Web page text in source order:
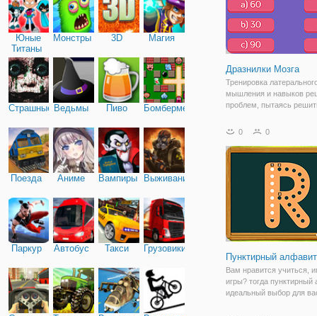
Юные
Титаны
Монстры 3D Магия
Страшные Ведьмы Пиво Бомбермен
Поезда Аниме Вампиры Выживание
Паркур Автобус Такси Грузовики
Дразнилки Мозга
Тренировка
мышления и навыков
проблем, пытаясь
поможет вам
викторины, которая
высокий IQ. Быть
0 0
Пунктирный алфавит
Вам нравится учиться,
игры? тогда пунктирный
идеальный выбор для